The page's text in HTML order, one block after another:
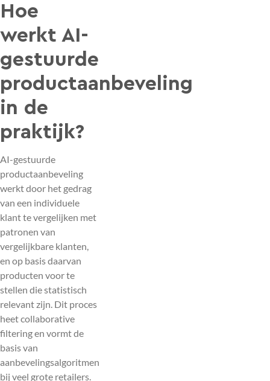
Hoe
werkt AI-
gestuurde
productaanbeveling
in de
praktijk?
AI-gestuurde
productaanbeveling
werkt door het gedrag
van een individuele
klant te vergelijken met
patronen van
vergelijkbare klanten,
en op basis daarvan
producten voor te
stellen die statistisch
relevant zijn. Dit proces
heet collaborative
filtering en vormt de
basis van
aanbevelingsalgoritmen
bij veel grote retailers.